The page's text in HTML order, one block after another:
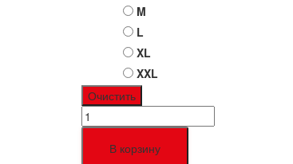
M
L
XL
XXL
Очистить
Количество
товара
Футболка-
В корзину